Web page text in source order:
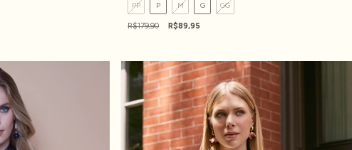
PP P M G GG
R$179,90 R$89,95